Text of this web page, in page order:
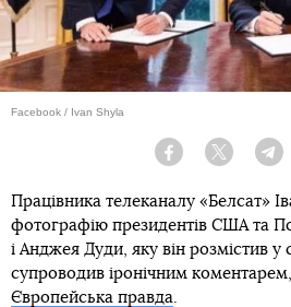
Facebook / Ivan Shyla
Facebook Twitter
Працівника телеканалу «Белсат»
фотографію президентів США та
і Анджея Дуди, яку він розмістив у
супроводив іронічним
Європейська правда